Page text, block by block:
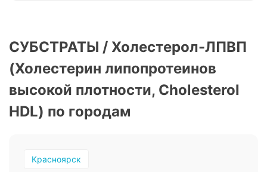
СУБСТРАТЫ / Холестерол-ЛПВП
(Холестерин липопротеинов
высокой плотности, Cholesterol
HDL) по городам
Красноярск